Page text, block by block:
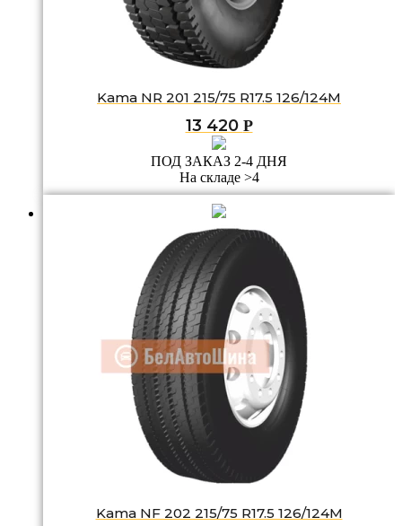
Kama NR 201 215/75 R17.5 126/124M
13 420 Р
ПОД ЗАКАЗ 2-4 ДНЯ
На складе >4
Kama NF 202 215/75 R17.5 126/124M